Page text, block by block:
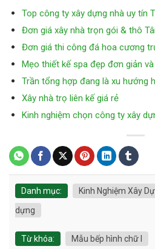
Top công ty xây dựng nhà uy tín
Đơn giá xây nhà trọn gói & thô
Đơn giá thi công đá hoa cương
Mẹo thiết kế spa đẹp đơn giản và
Trần tổng hợp đang là xu hướng
Xây nhà trọ liên kế giá rẻ
Kinh nghiệm chọn công ty xây
Danh mục: Kinh Nghiệm Xây
dựng
Từ khóa: Mẫu bếp hình chữ I